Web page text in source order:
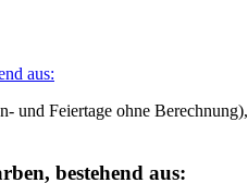
und Feiertage ohne Berechnung),
bestehend aus: